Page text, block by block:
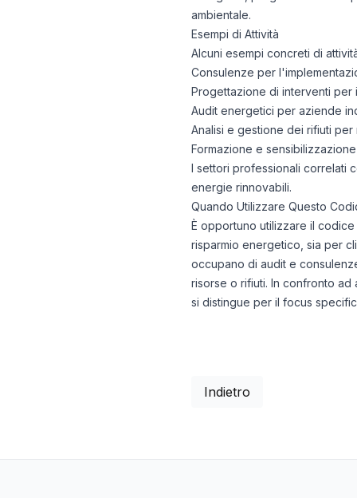
ambientale.
Esempi di Attività
Alcuni esempi concreti di
Consulenze per
Progettazione di interventi per
Audit energetici per aziende
Analisi e gestione dei rifiuti
Formazione e
I settori professionali correlati
energie rinnovabili.
Quando Utilizzare Questo
È opportuno utilizzare il
risparmio energetico, sia per
occupano di audit e
risorse o rifiuti. In confronto
si distingue per il focus
Indietro